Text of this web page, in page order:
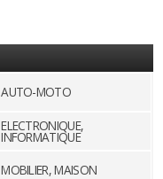
AUTO-MOTO
ELECTRONIQUE,
INFORMATIQUE
MOBILIER, MAISON